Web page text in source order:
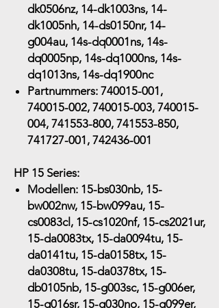
dk0506nz, 14-dk1003ns, 14-
dk1005nh, 14-ds0150nr, 14-
g004au, 14s-dq0001ns, 14s-
dq0005np, 14s-dq1000ns, 14s-
dq1013ns, 14s-dq1900nc
Partnummers: 740015-001,
740015-002, 740015-003, 740015-
004, 741553-800, 741553-850,
741727-001, 742436-001
HP 15 Series:
Modellen: 15-bs030nb, 15-
bw002nw, 15-bw099au, 15-
cs0083cl, 15-cs1020nf, 15-cs2021ur,
15-da0083tx, 15-da0094tu, 15-
da0141tu, 15-da0158tx, 15-
da0308tu, 15-da0378tx, 15-
db0105nb, 15-g003sc, 15-g006er,
15-g016sr, 15-g030no, 15-g099er,